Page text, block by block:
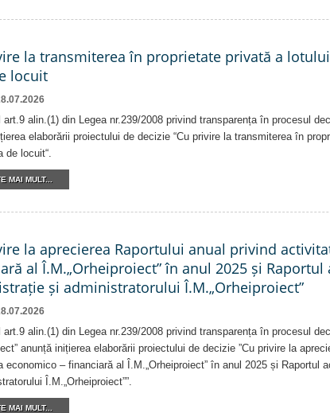
la transmiterea în proprietate privată a
locuit
art.9 alin.(1) din Legea nr.239/2008 privind transparența în procesul
elaborării proiectului de decizie “Cu privire la transmiterea în
de locuit“.
MAI MULT...
la aprecierea Raportului anual privind
al Î.M.„Orheiproiect” în anul 2025 și
și administratorului Î.M.„Orheiproiect”
art.9 alin.(1) din Legea nr.239/2008 privind transparența în procesul
anunță inițierea elaborării proiectului de decizie ”Cu privire la
economico – financiară al Î.M.„Orheiproiect” în anul 2025 și Raportul
Î.M.„Orheiproiect””.
MAI MULT...